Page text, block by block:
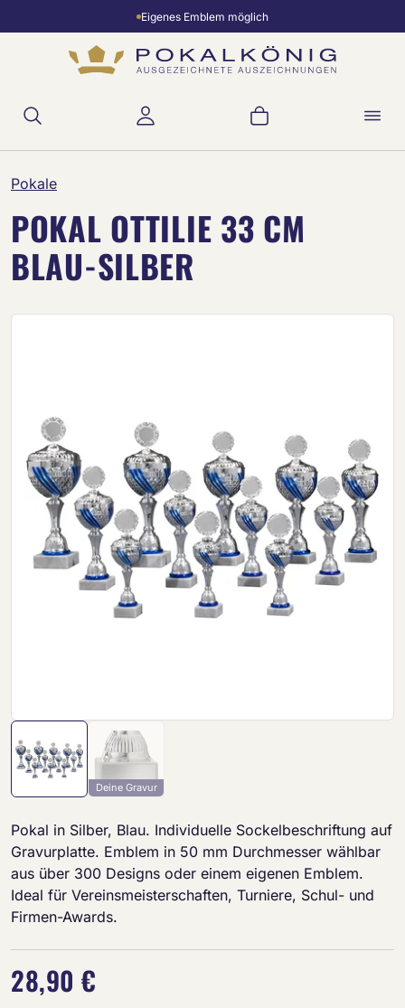
Zum Hauptinhalt springenEigenes Emblem möglich
Warenkorb
Pokale
POKAL OTTILIE 33 CM
BLAU-SILBER
Deine Gravur
Pokal in Silber, Blau. Individuelle Sockelbeschriftung auf
Gravurplatte. Emblem in 50 mm Durchmesser wählbar
aus über 300 Designs oder einem eigenen Emblem.
Ideal für Vereinsmeisterschaften, Turniere, Schul- und
Firmen-Awards.
28,90 €